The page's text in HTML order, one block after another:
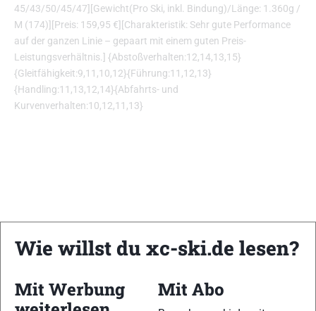
45/43/50/45/47][Gewicht(Pro Ski, inkl. Bindung)/Länge: 1.360g /
M (174)][Preis: 159,95 €][Charakteristik: Sehr gute Performance
auf der ganzen Linie – gepaart mit einem guten Preis-
Leistungsverhältnis.] {Abstoßverhalten:12,14,13,15}
{Gleitfähigkeit:9,11,10,12}{Führung:11,12,13}
{Handling:11,13,12,14}{Abfahrts- und
Kurvenverhalten:10,12,11,13}
Wie willst du xc-ski.de lesen?
Mit Werbung
Mit Abo